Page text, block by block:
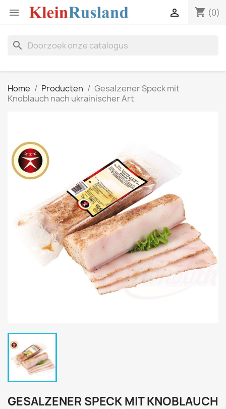
 shopping_cart (0)

search
Home Producten
Gesalzener Speck mit
Knoblauch nach ukrainischer Art
GESALZENER SPECK MIT KNOBLAUCH